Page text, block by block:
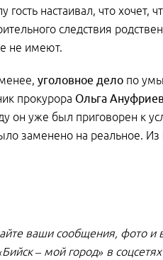
гость настаивал, что
следствия
не имеют.
уголовное дело по
прокурора Ольга
он уже был приговорен к
заменено на реальное. Из
ваши сообщения, фото и
– мой город» в соцсетях